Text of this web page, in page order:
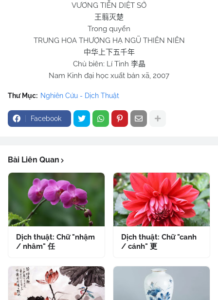
VƯƠNG TIỄN DIỆT SỞ
王翦灭楚
Trong quyển
TRUNG HOA THƯỢNG HẠ NGŨ THIÊN NIÊN
中华上下五千年
Chủ biên: Lí Tinh 李晶
Nam Kinh đại học xuất bản xã, 2007
Thư Mục: Nghiên Cứu - Dịch Thuật
Facebook
Bài Liên Quan
Dịch thuật: Chữ "nhậm
/ nhâm" 任
Dịch thuật: Chữ "canh
/ cánh" 更